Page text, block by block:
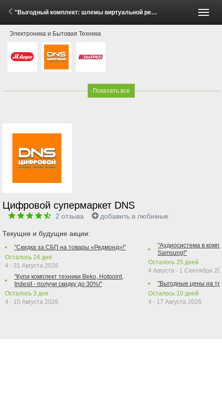
"Выгодный комплект: шлемы виртуальной реальности и сопутствующие товары!" (15 Мая - 8 Июня 2026)
Электроника и Бытовая Техника
Показать все
Цифровой супермаркет DNS
2 отзыва добавить в любимые
Текущие и будущие акции:
"Скидка за СБП на товары «Редмонд»!"
Осталось 24 дня
4 - 31 Августа 2026
"Купи комплект техники Beko, Hotpoint,
Indesit - получи скидку до 30%!"
Осталось 3 дня
4 - 10 Августа 2026
"Аудиосистема в
Samsung!"
Осталось 25 дней
4 Августа - 1 Сентября
"Выгодные цены на
Осталось 10 дней
4 - 17 Августа 2026